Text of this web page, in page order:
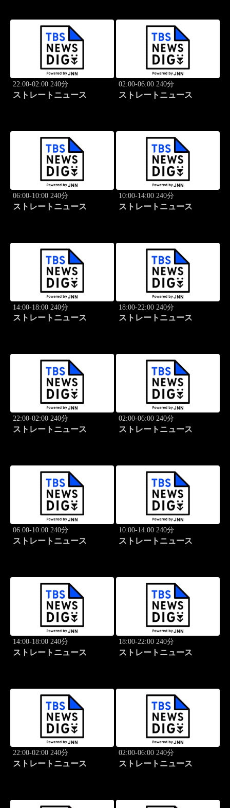
22:00-02:00 240分
ストレートニュース
02:00-06:00 240分
ストレートニュース
06:00-10:00 240分
ストレートニュース
10:00-14:00 240分
ストレートニュース
14:00-18:00 240分
ストレートニュース
18:00-22:00 240分
ストレートニュース
22:00-02:00 240分
ストレートニュース
02:00-06:00 240分
ストレートニュース
06:00-10:00 240分
ストレートニュース
10:00-14:00 240分
ストレートニュース
14:00-18:00 240分
ストレートニュース
18:00-22:00 240分
ストレートニュース
22:00-02:00 240分
ストレートニュース
02:00-06:00 240分
ストレートニュース